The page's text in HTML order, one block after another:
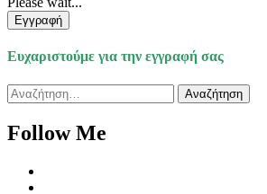
Εγγραφή
Ευχαριστούμε για την εγγραφή σας
Αναζήτηση
για:
Follow Me